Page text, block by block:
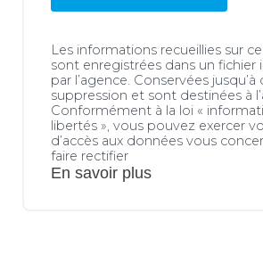
Les informations recueillies sur
sont enregistrées dans un fichier
par l’agence. Conservées
suppression et sont destinées à
Conformément à la loi «
libertés », vous pouvez exercer
d’accès aux données vous
faire rectifier
En savoir plus